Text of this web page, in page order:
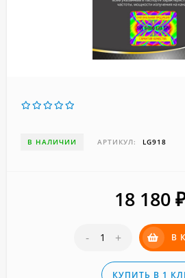
В НАЛИЧИИ АРТИКУЛ: LG918
18 180
- + В
КУПИТЬ В 1